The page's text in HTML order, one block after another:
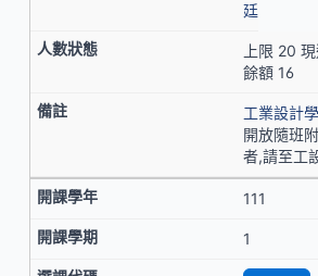
廷
上限 20
餘額 16
工業設計
開放隨班
者,請至工
111
1